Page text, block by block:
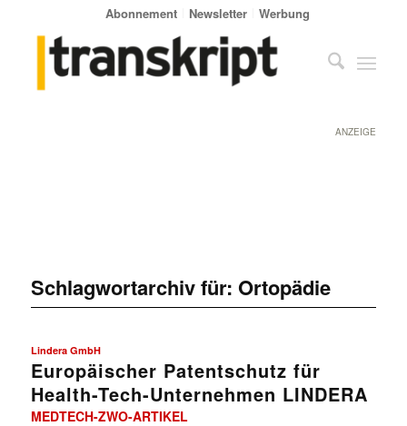
Abonnement Newsletter Werbung
ANZEIGE
Schlagwortarchiv für: Ortopädie
Lindera GmbH
Europäischer Patentschutz für
Health-Tech-Unternehmen LINDERA
MEDTECH-ZWO-ARTIKEL